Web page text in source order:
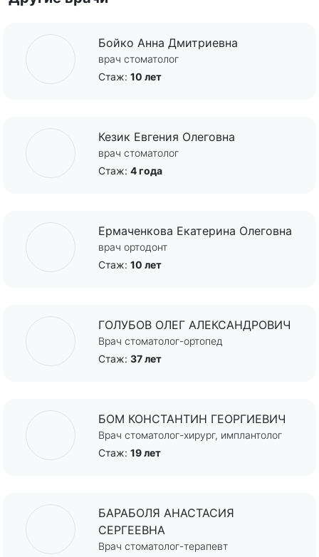
Бойко Анна Дмитриевна
врач стоматолог
Стаж: 10 лет
Кезик Евгения Олеговна
врач стоматолог
Стаж: 4 года
Ермаченкова Екатерина Олеговна
врач ортодонт
Стаж: 10 лет
ГОЛУБОВ ОЛЕГ АЛЕКСАНДРОВИЧ
Врач стоматолог-ортопед
Стаж: 37 лет
БОМ КОНСТАНТИН ГЕОРГИЕВИЧ
Врач стоматолог-хирург, имплантолог
Стаж: 19 лет
БАРАБОЛЯ АНАСТАСИЯ
СЕРГЕЕВНА
Врач стоматолог-терапевт